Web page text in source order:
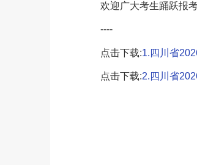
欢迎广大考生踊跃报考
----
点击下载:1.四川省
点击下载:2.四川省